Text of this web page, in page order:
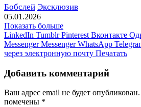
Бобслей Эксклюзив
05.01.2026
Показать больше
LinkedIn Tumblr Pinterest Вконтакте
Messenger Messenger WhatsApp
через электронную почту Печатать
Добавить комментарий
Ваш адрес email не будет опубликован.
помечены *